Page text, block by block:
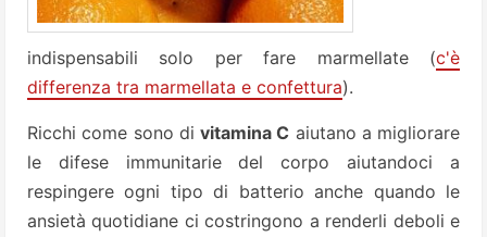
indispensabili solo per fare marmellate (c'è
differenza tra marmellata e confettura).
Ricchi come sono di vitamina C aiutano a migliorare
le difese immunitarie del corpo aiutandoci a
respingere ogni tipo di batterio anche quando le
ansietà quotidiane ci costringono a renderli deboli e